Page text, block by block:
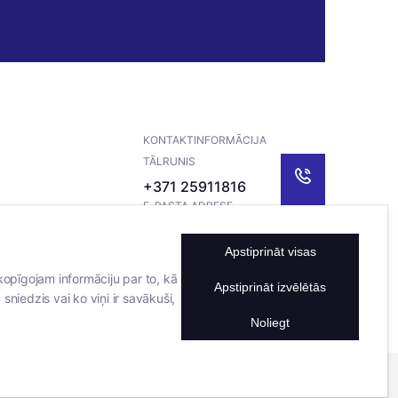
KONTAKTINFORMĀCIJA
TĀLRUNIS
+371 25911816
E-PASTA ADRESE
info@bertasnams.lv
informāciju par to, kā
vai ko viņi ir savākuši,
Apstiprināt visas
Apstiprināt izvēlētās
Noliegt